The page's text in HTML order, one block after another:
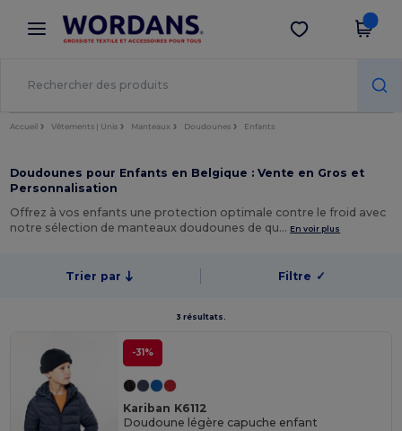
× Appli Wordans
Meilleurs prix sur l’app !
Obtenir l'appli
Accueil Vêtements | Unis Manteaux Doudounes Enfants
Doudounes pour Enfants en Belgique : Vente en Gros et
Personnalisation
Offrez à vos enfants une protection optimale contre le froid avec
notre sélection de manteaux doudounes de qu… En voir plus
Trier par Filtre ✓
3 résultats.
-31%
Kariban K6112
Doudoune légère capuche enfant